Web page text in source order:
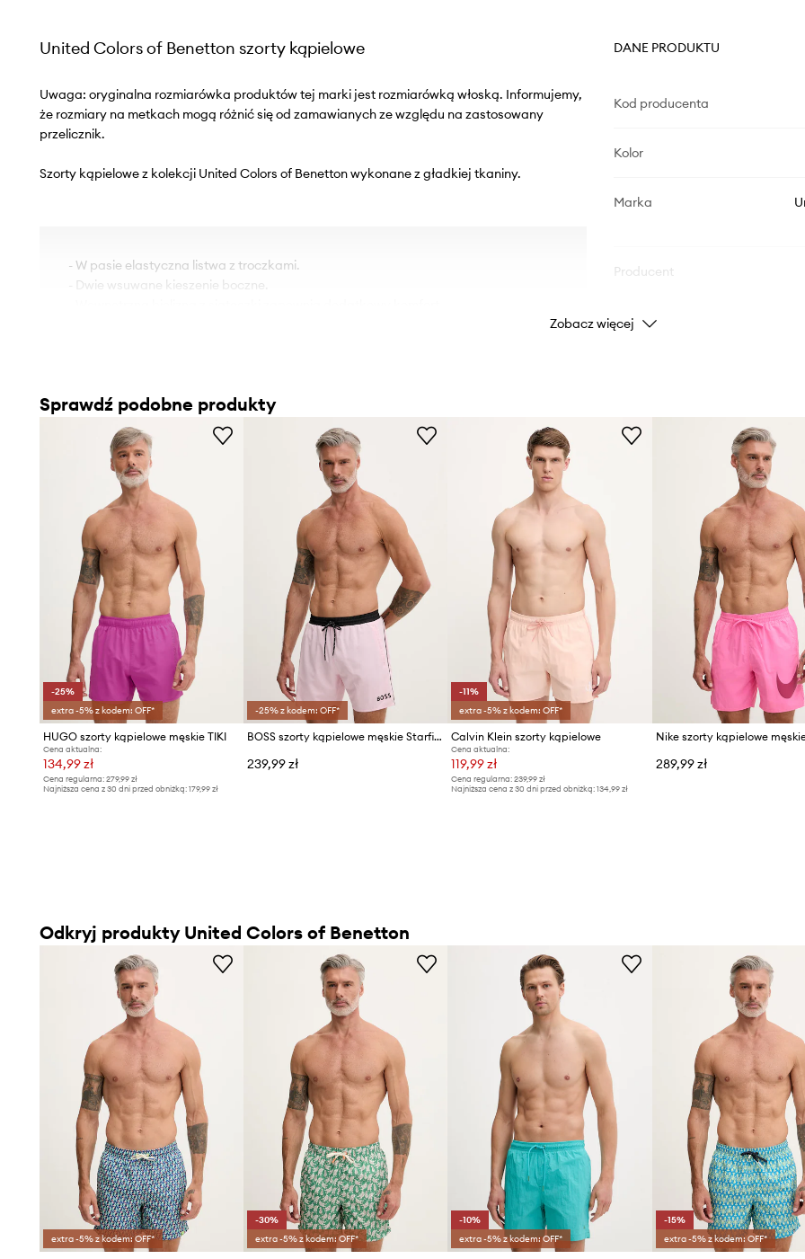
United Colors of Benetton szorty kąpielowe
Uwaga: oryginalna rozmiarówka produktów tej marki jest rozmiarówką włoską. Informujemy,
że rozmiary na metkach mogą różnić się od zamawianych ze względu na zastosowany
przelicznik.
Szorty kąpielowe z kolekcji United Colors of Benetton wykonane z gładkiej tkaniny.
- W pasie elastyczna listwa z troczkami.
- Dwie wsuwane kieszenie boczne.
DANE PRODUKTU
Kod producenta
Kolor
Marka
Producent
ID Produktu
Zobacz więcej
Sprawdź podobne produkty
-25%
extra -5% z kodem: OFF*
HUGO szorty kąpielowe męskie TIKI
Cena aktualna:
134,99 zł
Cena regularna: 279,99 zł
Najniższa cena z 30 dni przed obniżką: 179,99 zł
-25% z kodem: OFF*
BOSS szorty kąpielowe męskie Starfish
239,99 zł
-11%
extra -5% z kodem: OFF*
Calvin Klein szorty kąpielowe
Cena aktualna:
119,99 zł
Cena regularna: 239,99 zł
Najniższa cena z 30 dni przed obniżką: 134,99 zł
Nike szorty kąpielowe
289,99 zł
Odkryj produkty United Colors of Benetton
extra -5% z kodem: OFF*
-30%
extra -5% z kodem: OFF*
-10%
extra -5% z kodem: OFF*
-15%
extra -5% z kodem: OFF*